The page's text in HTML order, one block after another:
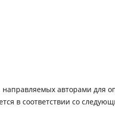
авторами для
в соответствии со